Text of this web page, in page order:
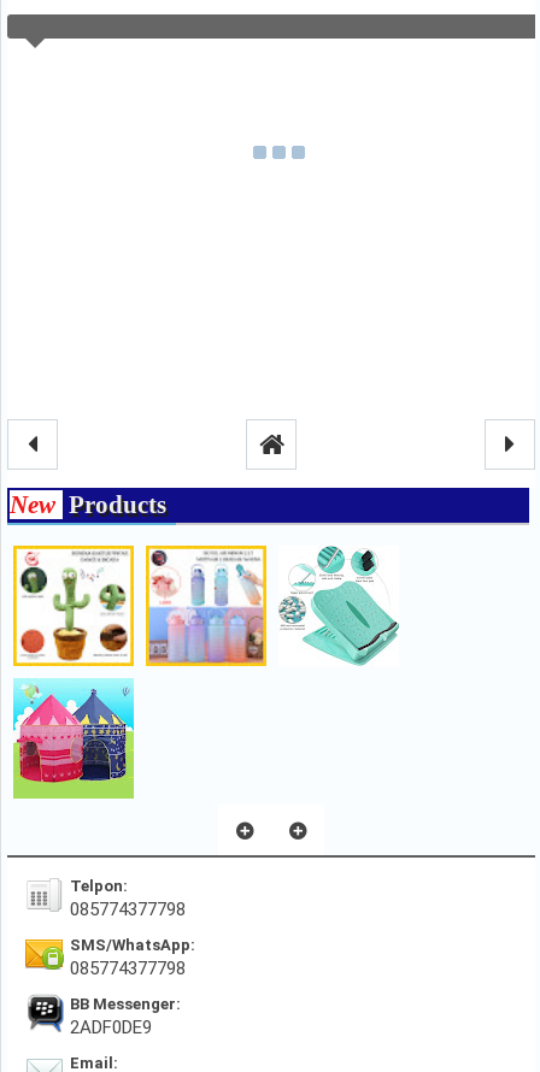
New Products
Telpon:
085774377798
SMS/WhatsApp:
085774377798
BB Messenger:
2ADF0DE9
Email: